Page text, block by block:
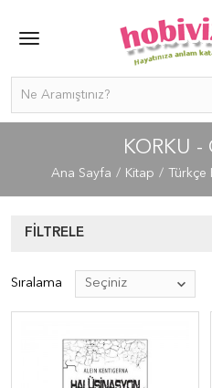
KORKU -
Ana Sayfa Kitap Türkçe
FILTRELE
Sıralama